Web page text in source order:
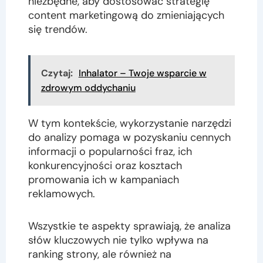
content marketingową do zmieniających
się trendów.
Czytaj: Inhalator – Twoje wsparcie w
zdrowym oddychaniu
W tym kontekście, wykorzystanie narzędzi
do analizy pomaga w pozyskaniu cennych
informacji o popularności fraz, ich
konkurencyjności oraz kosztach
promowania ich w kampaniach
reklamowych.
Wszystkie te aspekty sprawiają, że analiza
słów kluczowych nie tylko wpływa na
ranking strony, ale również na